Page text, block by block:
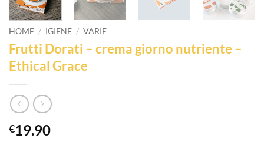
HOME / IGIENE / VARIE
Frutti Dorati – crema giorno nutriente –
Ethical Grace
€19.90